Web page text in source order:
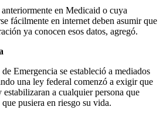
en Medicaid o cuya
fácilmente en internet deben asumir que
ya conocen esos datos, agregó.
Emergencia se estableció a mediados
una ley federal comenzó a exigir que
estabilizaran a cualquier persona que
pusiera en riesgo su vida.